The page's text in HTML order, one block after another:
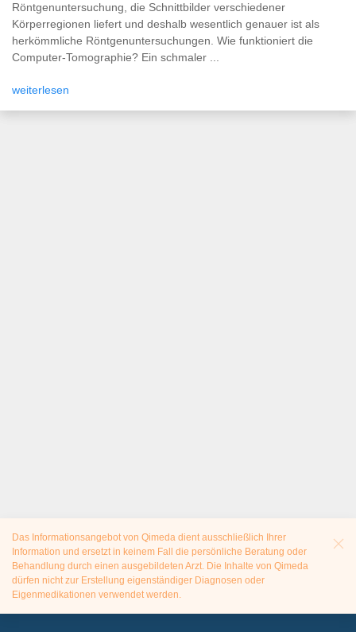
Röntgenuntersuchung, die Schnittbilder verschiedener
Körperregionen liefert und deshalb wesentlich genauer ist als
herkömmliche Röntgenuntersuchungen. Wie funktioniert die
Computer-Tomographie? Ein schmaler ...
weiterlesen
Das Informationsangebot von Qimeda dient ausschließlich Ihrer
Information und ersetzt in keinem Fall die persönliche Beratung oder
Behandlung durch einen ausgebildeten Arzt. Die Inhalte von Qimeda
dürfen nicht zur Erstellung eigenständiger Diagnosen oder
Eigenmedikationen verwendet werden.